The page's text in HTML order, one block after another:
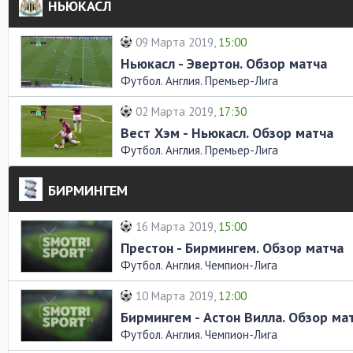
НЬЮКАСЛ
09 Марта 2019, 15:00
Ньюкасл - Эвертон. Обзор матча
Футбол. Англия. Премьер-Лига
02 Марта 2019, 17:30
Вест Хэм - Ньюкасл. Обзор матча
Футбол. Англия. Премьер-Лига
БИРМИНГЕМ
16 Марта 2019, 15:00
Престон - Бирмингем. Обзор матча
Футбол. Англия. Чемпион-Лига
10 Марта 2019, 12:00
Бирмингем - Астон Вилла. Обзор
Футбол. Англия. Чемпион-Лига